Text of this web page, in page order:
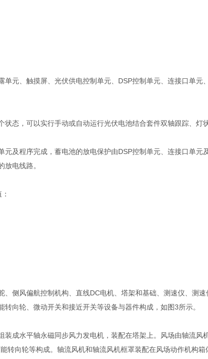
元、触摸屏、光伏供电控制单元、DSP控制单元、连接口单元
态，可以实行手动或自动运行光伏电池结合套件双轴跟踪、灯
及程序完成，蓄电池的放电保护由DSP控制单元、连接口单
电线路。
、侧风偏航控制机构、直线DC电机、塔架和基础、测速仪、测
向轮、微动开关和接近开关等设备与器件构成，如图3所示。
成水平轴永磁同步风力发电机，装配在塔架上。风场由轴流
转向轮等构成。轴流风机和轴流风机框罩装配在风场动作机构